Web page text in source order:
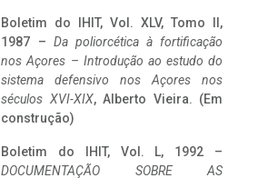
Boletim do IHIT, Vol. XLV, Tomo II,
1987 – Da poliorcética à fortificação
nos Açores – Introdução ao estudo do
sistema defensivo nos Açores nos
séculos XVI-XIX, Alberto Vieira. (Em
construção)
Boletim do IHIT, Vol. L, 1992 –
DOCUMENTAÇÃO SOBRE AS